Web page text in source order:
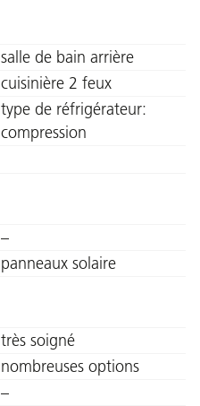
salle de bain arrière
cuisinière 2 feux
type de réfrigérateur:
compression
–
panneaux solaire
très soigné
nombreuses options
–